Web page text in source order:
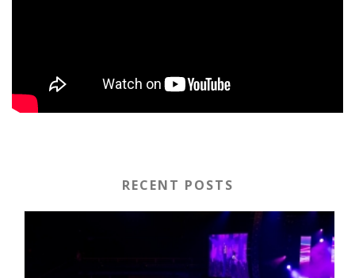
RECENT POSTS